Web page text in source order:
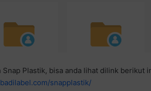
Snap Plastik, bisa anda lihat dilink berikut
snapplastik/